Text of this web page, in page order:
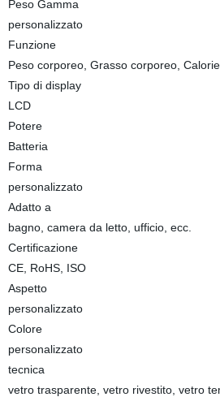
Peso Gamma
personalizzato
Funzione
Peso corporeo, Grasso corporeo,
Tipo di display
LCD
Potere
Batteria
Forma
personalizzato
Adatto a
bagno, camera da letto, ufficio, ecc.
Certificazione
CE, RoHS, ISO
Aspetto
personalizzato
Colore
personalizzato
tecnica
vetro trasparente, vetro rivestito, vetro